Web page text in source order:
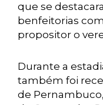
que se
benfeitorias
propositor o
Durante a
também foi
de